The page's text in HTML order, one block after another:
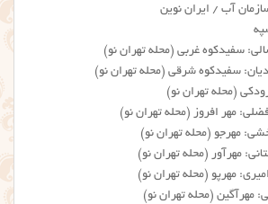
آب / ایران نوین
سفیدکوه غربی (محله تهران نو)
سفیدکوه شرقی (محله تهران نو)
(محله تهران نو)
مهر افروز (محله تهران نو)
مهرجو (محله تهران نو)
مهرآور (محله تهران نو)
مهرپو (محله تهران نو)
مهرآگین (محله تهران نو)